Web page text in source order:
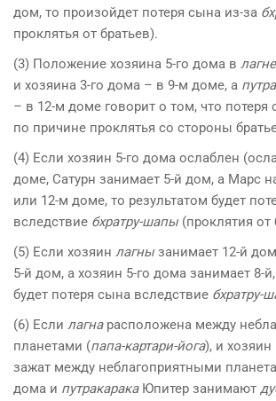
дом, то произойдет потеря сына из-за
проклятья от братьев).
(3) Положение хозяина 5-го дома в лагне
и хозяина 3-го дома – в 9-м доме, а
– в 12-м доме говорит о том, что потеря
по причине проклятья со стороны
(4) Если хозяин 5-го дома ослаблен
доме, Сатурн занимает 5-й дом, а Марс
или 12-м доме, то результатом будет
вследствие бхратру-шапы (проклятия от
(5) Если хозяин лагнызанимает 12-й
5-й дом, а хозяин 5-го дома занимает 8-
будет потеря сына вследствие бхратру-
(6) Если лагнарасположена между
планетами (папа-картари-йога), и
зажат между неблагоприятными
дома и путракаракаЮпитер занимают